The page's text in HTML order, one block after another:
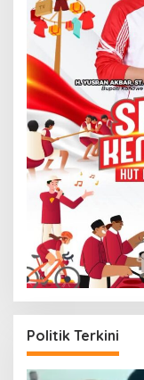
Politik Terkini